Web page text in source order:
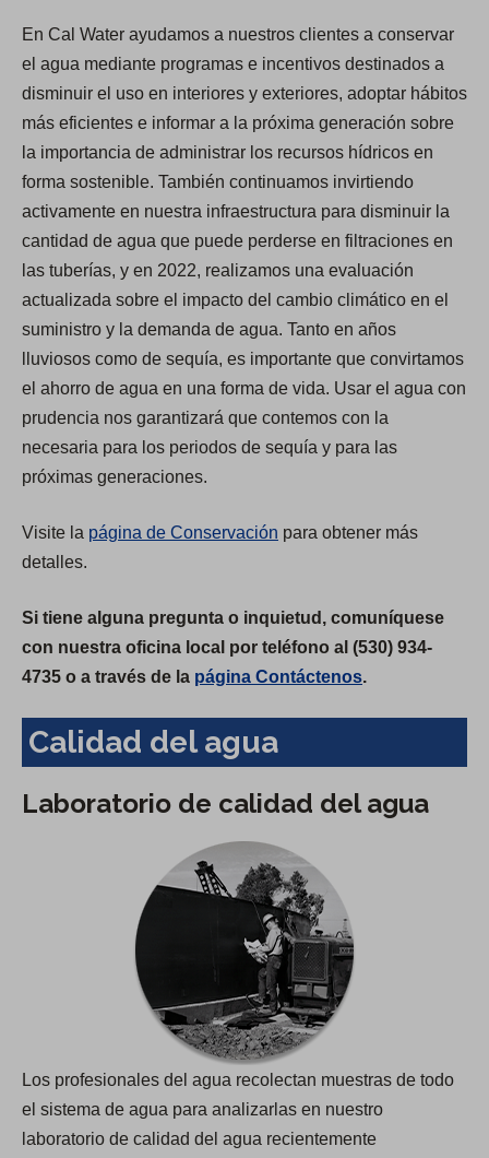
En Cal Water ayudamos a nuestros clientes a conservar
el agua mediante programas e incentivos destinados a
disminuir el uso en interiores y exteriores, adoptar hábitos
más eficientes e informar a la próxima generación sobre
la importancia de administrar los recursos hídricos en
forma sostenible. También continuamos invirtiendo
activamente en nuestra infraestructura para disminuir la
cantidad de agua que puede perderse en filtraciones en
las tuberías, y en 2022, realizamos una evaluación
actualizada sobre el impacto del cambio climático en el
suministro y la demanda de agua. Tanto en años
lluviosos como de sequía, es importante que convirtamos
el ahorro de agua en una forma de vida. Usar el agua con
prudencia nos garantizará que contemos con la
necesaria para los periodos de sequía y para las
próximas generaciones.
Visite la página de Conservación para obtener más
detalles.
Si tiene alguna pregunta o inquietud, comuníquese
con nuestra oficina local por teléfono al (530) 934-
4735 o a través de la página Contáctenos.
Calidad del agua
Laboratorio de calidad del agua
Los profesionales del agua recolectan muestras de todo
el sistema de agua para analizarlas en nuestro
laboratorio de calidad del agua recientemente